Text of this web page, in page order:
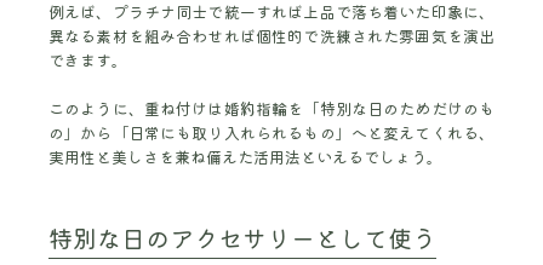
例えば、プラチナ同士で統一すれば上品で落ち着いた印象に、
異なる素材を組み合わせれば個性的で洗練された雰囲気を演出
できます。
このように、重ね付けは婚約指輪を「特別な日のためだけのも
の」から「日常にも取り入れられるもの」へと変えてくれる、
実用性と美しさを兼ね備えた活用法といえるでしょう。
特別な日のアクセサリーとして使う